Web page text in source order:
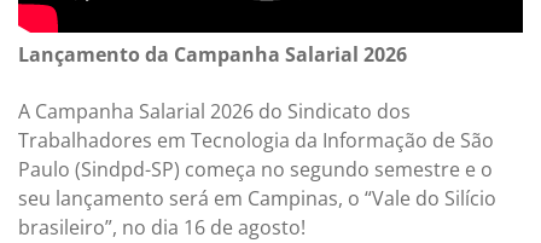
Lançamento da Campanha Salarial 2026
A Campanha Salarial 2026 do Sindicato dos
Trabalhadores em Tecnologia da Informação de São
Paulo (Sindpd-SP) começa no segundo semestre e o
seu lançamento será em Campinas, o “Vale do Silício
brasileiro”, no dia 16 de agosto!